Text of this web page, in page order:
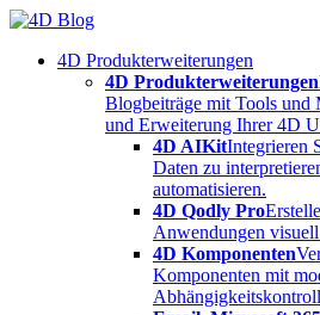
Skip
content4D Produkterweiterungen
4D Produkterweiterungen
Blogbeiträge mit Tools und
und Erweiterung Ihrer 4D
4D AIKitIntegrieren
Daten zu
automatisieren.
4D Qodly Pro
Anwendungen
4D Komponenten
Komponenten mit